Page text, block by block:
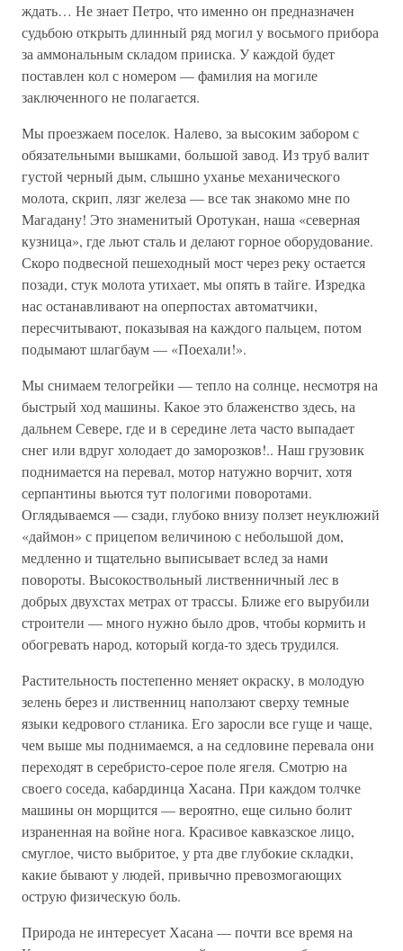
ждать… Не знает Петро, что именно он предназначен
судьбою открыть длинный ряд могил у восьмого прибора
за аммональным складом прииска. У каждой будет
поставлен кол с номером — фамилия на могиле
заключенного не полагается.
Мы проезжаем поселок. Налево, за высоким забором с
обязательными вышками, большой завод. Из труб валит
густой черный дым, слышно уханье механического
молота, скрип, лязг железа — все так знакомо мне по
Магадану! Это знаменитый Оротукан, наша «северная
кузница», где льют сталь и делают горное оборудование.
Скоро подвесной пешеходный мост через реку остается
позади, стук молота утихает, мы опять в тайге. Изредка
нас останавливают на оперпостах автоматчики,
пересчитывают, показывая на каждого пальцем, потом
подымают шлагбаум — «Поехали!».
Мы снимаем телогрейки — тепло на солнце, несмотря на
быстрый ход машины. Какое это блаженство здесь, на
дальнем Севере, где и в середине лета часто выпадает
снег или вдруг холодает до заморозков!.. Наш грузовик
поднимается на перевал, мотор натужно ворчит, хотя
серпантины вьются тут пологими поворотами.
Оглядываемся — сзади, глубоко внизу ползет неуклюжий
«даймон» с прицепом величиною с небольшой дом,
медленно и тщательно выписывает вслед за нами
повороты. Высокоствольный лиственничный лес в
добрых двухстах метрах от трассы. Ближе его вырубили
строители — много нужно было дров, чтобы кормить и
обогревать народ, который когда-то здесь трудился.
Растительность постепенно меняет окраску, в молодую
зелень берез и лиственниц наползают сверху темные
языки кедрового стланика. Его заросли все гуще и чаще,
чем выше мы поднимаемся, а на седловине перевала они
переходят в серебристо-серое поле ягеля. Смотрю на
своего соседа, кабардинца Хасана. При каждом толчке
машины он морщится — вероятно, еще сильно болит
израненная на войне нога. Красивое кавказское лицо,
смуглое, чисто выбритое, у рта две глубокие складки,
какие бывают у людей, привычно превозмогающих
острую физическую боль.
Природа не интересует Хасана — почти все время на